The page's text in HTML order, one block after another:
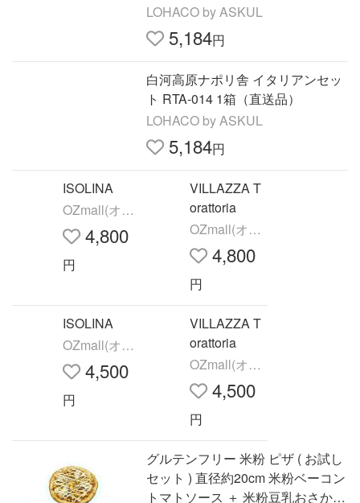
LOHACO by ASKUL
5,184円
白河高原ナポリ舎 イタリアンセッ
ト RTA-014 1箱（直送品）
LOHACO by ASKUL
5,184円
ISOLINA
OZmall(オズ
モール)
4,800
円
VILLAZZA T
orattoria
OZmall(オズ
モール)4,800
円
ISOLINA
OZmall(オズ
モール)
4,500
円
VILLAZZA T
orattoria
OZmall(オズ
モール)4,500
円
グルテンフリー 米粉 ピザ ( お試し
セット ) 直径約20cm 米粉ベーコン
トマトソース ＋ 米粉豆乳おさかな